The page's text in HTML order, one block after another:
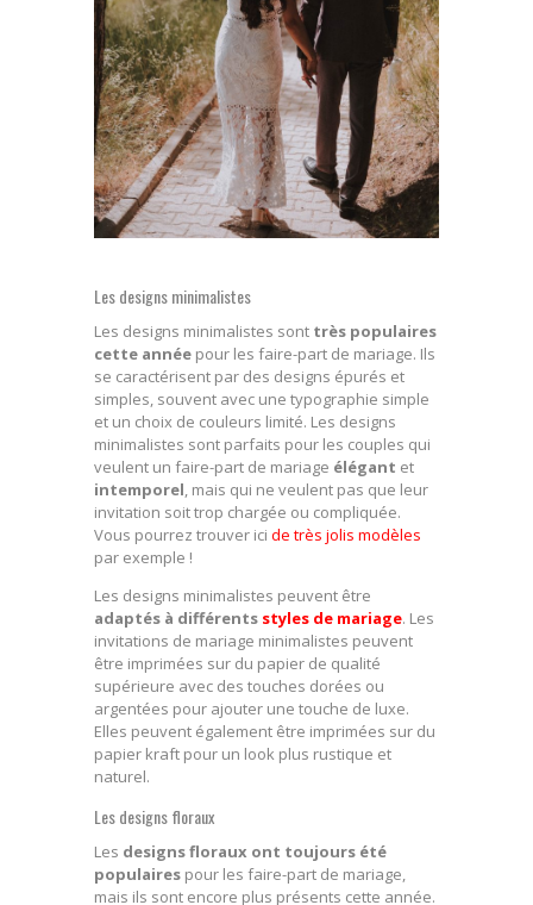
Les designs minimalistes
Les designs minimalistes sont très populaires
cette année pour les faire-part de mariage. Ils
se caractérisent par des designs épurés et
simples, souvent avec une typographie simple
et un choix de couleurs limité. Les designs
minimalistes sont parfaits pour les couples qui
veulent un faire-part de mariage élégant et
intemporel, mais qui ne veulent pas que leur
invitation soit trop chargée ou compliquée.
Vous pourrez trouver ici de très jolis modèles
par exemple !
Les designs minimalistes peuvent être
adaptés à différents styles de mariage. Les
invitations de mariage minimalistes peuvent
être imprimées sur du papier de qualité
supérieure avec des touches dorées ou
argentées pour ajouter une touche de luxe.
Elles peuvent également être imprimées sur du
papier kraft pour un look plus rustique et
naturel.
Les designs floraux
Les designs floraux ont toujours été
populaires pour les faire-part de mariage,
mais ils sont encore plus présents cette année.